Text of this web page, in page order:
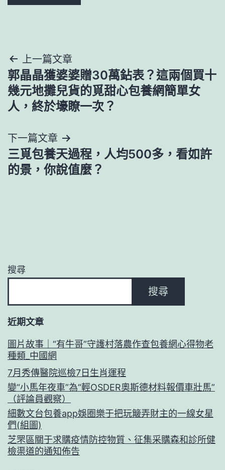
文
章
導
覽
上一篇文章
郭晶晶獲婆婆贈30萬鉆表？這兩個買十
幾元地攤兒貨的覓甜心包養網簡單女
人，終於壕瞭一次？
下一篇文章
三覓包養天過程，人均500多，看如許
的景，你說值麼？
搜尋
搜尋
近期文章
圖片故事｜“有牛哥”守護村落農作查包養網心得物老
種類_中國網
7月秀傳醫院巡檢7日生肖運程
變“小馬年夜車”為“輕OSDER奧斯德材料報價車壯馬”
（評論員觀察）
細數文台包養app娛圈樂于把玩簸弄財主的一線女星
們(組圖)
芝罘區關于求購疫情防控物質、征集采購森和診所健
檢渠道的通知佈告